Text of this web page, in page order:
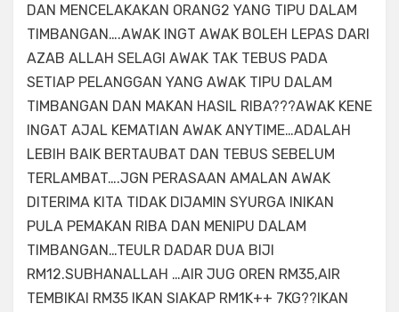
DAN MENCELAKAKAN ORANG2 YANG TIPU DALAM
TIMBANGAN….AWAK INGT AWAK BOLEH LEPAS DARI
AZAB ALLAH SELAGI AWAK TAK TEBUS PADA
SETIAP PELANGGAN YANG AWAK TIPU DALAM
TIMBANGAN DAN MAKAN HASIL RIBA???AWAK KENE
INGAT AJAL KEMATIAN AWAK ANYTIME…ADALAH
LEBIH BAIK BERTAUBAT DAN TEBUS SEBELUM
TERLAMBAT….JGN PERASAAN AMALAN AWAK
DITERIMA KITA TIDAK DIJAMIN SYURGA INIKAN
PULA PEMAKAN RIBA DAN MENIPU DALAM
TIMBANGAN…TEULR DADAR DUA BIJI
RM12.SUBHANALLAH …AIR JUG OREN RM35,AIR
TEMBIKAI RM35 IKAN SIAKAP RM1K++ 7KG??IKAN